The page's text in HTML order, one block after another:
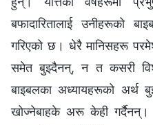
बफादारितालाई उनीहरूको
गरिएको छ। धेरै मानिसहरू
समेत बुझ्दैनन्, न त कसरी
बाइबलका अध्यायहरूको अर्थ
खोज्नेबाहके अरू केही गर्दैनन्।